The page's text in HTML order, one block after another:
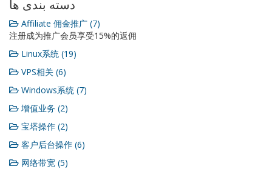
دسته بندی ها
Affiliate 佣金推广 (7)
注册成为推广会员享受15%的返佣
Linux系统 (19)
VPS相关 (6)
Windows系统 (7)
增值业务 (2)
宝塔操作 (2)
客户后台操作 (6)
网络带宽 (5)